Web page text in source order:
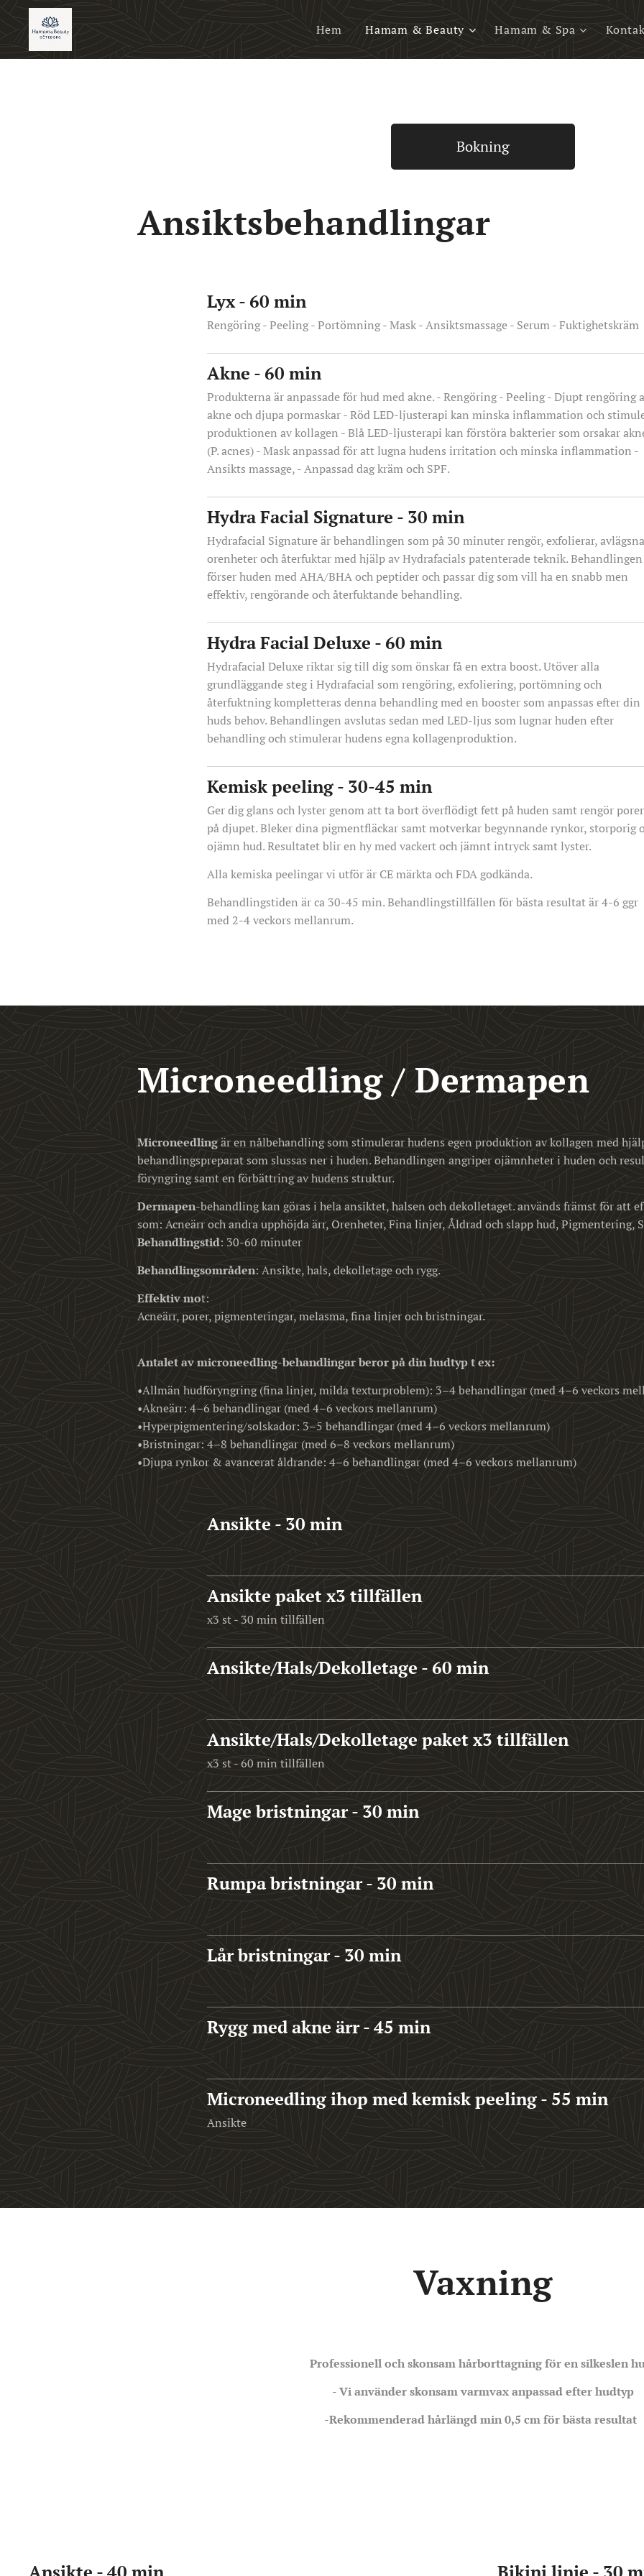
Hem Hamam & Beauty Hamam & Spa
Bokning
Ansiktsbehandlingar
Lyx - 60 min
Rengöring - Peeling - Portömning - Mask - Ansiktsmassage - Serum - Fuktighetskräm
Akne - 60 min
Produkterna är anpassade för hud med akne. - Rengöring - Peeling - Djupt rengöring
akne och djupa pormaskar - Röd LED-ljusterapi kan minska inflammation och
produktionen av kollagen - Blå LED-ljusterapi kan förstöra bakterier som orsakar
(P. acnes) - Mask anpassad för att lugna hudens irritation och minska inflammation -
Ansikts massage, - Anpassad dag kräm och SPF.
Hydra Facial Signature - 30 min
Hydrafacial Signature är behandlingen som på 30 minuter rengör, exfolierar,
orenheter och återfuktar med hjälp av Hydrafacials patenterade teknik. Behandlingen
förser huden med AHA/BHA och peptider och passar dig som vill ha en snabb men
effektiv, rengörande och återfuktande behandling.
Hydra Facial Deluxe - 60 min
Hydrafacial Deluxe riktar sig till dig som önskar få en extra boost. Utöver alla
grundläggande steg i Hydrafacial som rengöring, exfoliering, portömning och
återfuktning kompletteras denna behandling med en booster som anpassas efter din
huds behov. Behandlingen avslutas sedan med LED-ljus som lugnar huden efter
behandling och stimulerar hudens egna kollagenproduktion.
Kemisk peeling - 30-45 min
Ger dig glans och lyster genom att ta bort överflödigt fett på huden samt rengör
på djupet. Bleker dina pigmentfläckar samt motverkar begynnande rynkor, storporig
ojämn hud. Resultatet blir en hy med vackert och jämnt intryck samt lyster.
Alla kemiska peelingar vi utför är CE märkta och FDA godkända.
Behandlingstiden är ca 30-45 min. Behandlingstillfällen för bästa resultat är 4-6 ggr
med 2-4 veckors mellanrum.
Microneedling / Dermapen
Microneedlingär en nålbehandling som stimulerar hudens egen produktion av kollagen med
behandlingspreparat som slussas ner i huden. Behandlingen angriper ojämnheter i huden och
föryngring samt en förbättring av hudens struktur.
Dermapen-behandling kan göras i hela ansiktet, halsen och dekolletaget. används främst för att
som: Acneärr och andra upphöjda ärr, Orenheter, Fina linjer, Åldrad och slapp hud, Pigmentering,
Behandlingstid: 30-60 minuter
Behandlingsområden: Ansikte, hals, dekolletage och rygg.
Effektiv mot:
Acneärr, porer, pigmenteringar, melasma, fina linjer och bristningar.
Antalet av microneedling-behandlingar beror på din hudtyp t ex:
•Allmän hudföryngring (fina linjer, milda texturproblem): 3–4 behandlingar (med 4–6 veckors
•Akneärr: 4–6 behandlingar (med 4–6 veckors mellanrum)
•Hyperpigmentering/solskador: 3–5 behandlingar (med 4–6 veckors mellanrum)
•Bristningar: 4–8 behandlingar (med 6–8 veckors mellanrum)
•Djupa rynkor & avancerat åldrande: 4–6 behandlingar (med 4–6 veckors mellanrum)
Ansikte - 30 min
Ansikte paket x3 tillfällen
x3 st - 30 min tillfällen
Ansikte/Hals/Dekolletage - 60 min
Ansikte/Hals/Dekolletage paket x3 tillfällen
x3 st - 60 min tillfällen
Mage bristningar - 30 min
Rumpa bristningar - 30 min
Lår bristningar - 30 min
Rygg med akne ärr - 45 min
Microneedling ihop med kemisk peeling - 55 min
Ansikte
Vaxning
Professionell och skonsam hårborttagning för en silkeslen
- Vi använder skonsam varmvax anpassad efter hudtyp
-Rekommenderad hårlängd min 0,5 cm för bästa resultat